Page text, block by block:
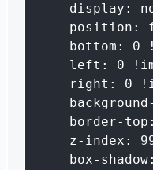
display:
position:
bottom: 0
left: 0
right: 0
border-
z-index:
box-